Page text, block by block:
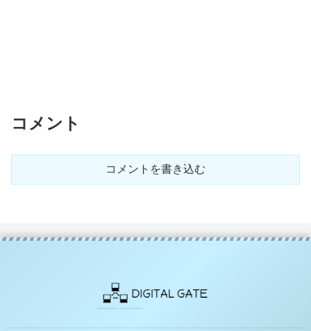
コメント
コメントを書き込む